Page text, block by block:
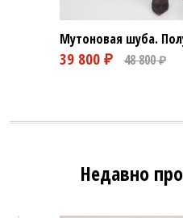
Мутоновая шуба.
Недавно